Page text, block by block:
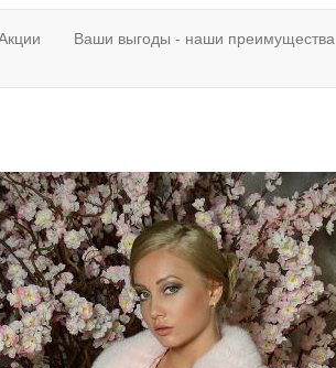
Ваши выгоды - наши преимущества